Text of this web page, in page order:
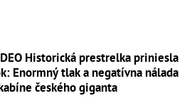
Historická prestrelka priniesla
Enormný tlak a negatívna nálada
českého giganta